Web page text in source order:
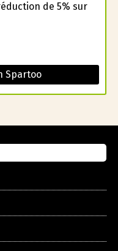
de 5% sur
Spartoo